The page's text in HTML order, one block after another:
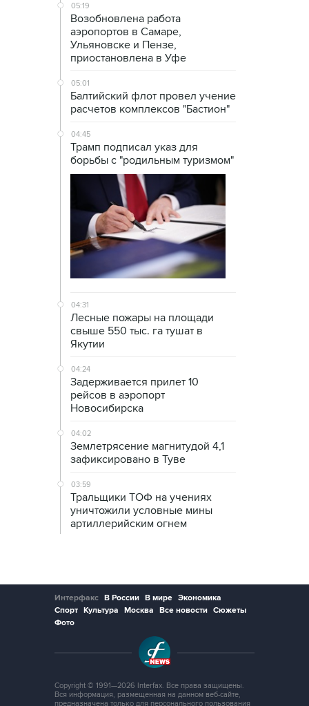
05:19
Возобновлена работа
аэропортов в Самаре,
Ульяновске и Пензе,
приостановлена в Уфе
05:01
Балтийский флот провел учение
расчетов комплексов "Бастион"
04:45
Трамп подписал указ для
борьбы с "родильным туризмом"
04:31
Лесные пожары на площади
свыше 550 тыс. га тушат в
Якутии
04:24
Задерживается прилет 10
рейсов в аэропорт
Новосибирска
04:02
Землетрясение магнитудой 4,1
зафиксировано в Туве
03:59
Тральщики ТОФ на учениях
уничтожили условные мины
артиллерийским огнем
Интерфакс В России В мире Экономика
Спорт Культура Москва Все новости Сюжеты
Фото
Copyright © 1991—2026 Interfax. Все права защищены.
Вся информация, размещенная на данном веб-сайте,
предназначена только для персонального пользования